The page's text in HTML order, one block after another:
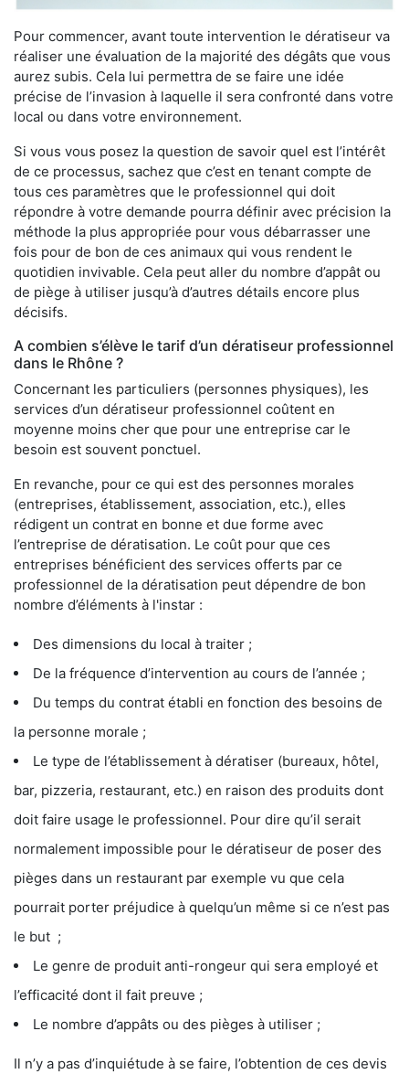
Pour commencer, avant toute intervention le dératiseur va
réaliser une évaluation de la majorité des dégâts que vous
aurez subis. Cela lui permettra de se faire une idée
précise de l’invasion à laquelle il sera confronté dans votre
local ou dans votre environnement.
Si vous vous posez la question de savoir quel est l’intérêt
de ce processus, sachez que c’est en tenant compte de
tous ces paramètres que le professionnel qui doit
répondre à votre demande pourra définir avec précision la
méthode la plus appropriée pour vous débarrasser une
fois pour de bon de ces animaux qui vous rendent le
quotidien invivable. Cela peut aller du nombre d’appât ou
de piège à utiliser jusqu’à d’autres détails encore plus
décisifs.
A combien s’élève le tarif d’un dératiseur professionnel
dans le Rhône ?
Concernant les particuliers (personnes physiques), les
services d’un dératiseur professionnel coûtent en
moyenne moins cher que pour une entreprise car le
besoin est souvent ponctuel.
En revanche, pour ce qui est des personnes morales
(entreprises, établissement, association, etc.), elles
rédigent un contrat en bonne et due forme avec
l’entreprise de dératisation. Le coût pour que ces
entreprises bénéficient des services offerts par ce
professionnel de la dératisation peut dépendre de bon
nombre d’éléments à l'instar :
Des dimensions du local à traiter ;
De la fréquence d’intervention au cours de l’année ;
Du temps du contrat établi en fonction des besoins de
la personne morale ;
Le type de l’établissement à dératiser (bureaux, hôtel,
bar, pizzeria, restaurant, etc.) en raison des produits dont
doit faire usage le professionnel. Pour dire qu’il serait
normalement impossible pour le dératiseur de poser des
pièges dans un restaurant par exemple vu que cela
pourrait porter préjudice à quelqu’un même si ce n’est pas
le but ;
Le genre de produit anti-rongeur qui sera employé et
l’efficacité dont il fait preuve ;
Le nombre d’appâts ou des pièges à utiliser ;
Il n’y a pas d’inquiétude à se faire, l’obtention de ces devis